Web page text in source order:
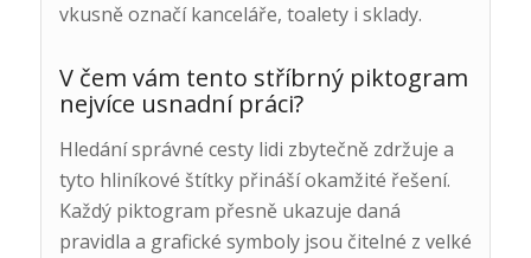
vkusně označí kanceláře, toalety i sklady.
V čem vám tento stříbrný piktogram
nejvíce usnadní práci?
Hledání správné cesty lidi zbytečně zdržuje a
tyto hliníkové štítky přináší okamžité řešení.
Každý piktogram přesně ukazuje daná
pravidla a grafické symboly jsou čitelné z velké